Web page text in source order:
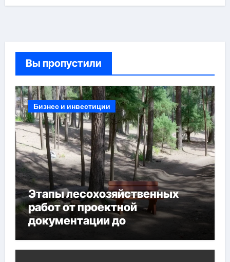
Вы пропустили
Бизнес и инвестиции
Этапы лесохозяйственных
работ от проектной
документации до
мероприятий и обустройства